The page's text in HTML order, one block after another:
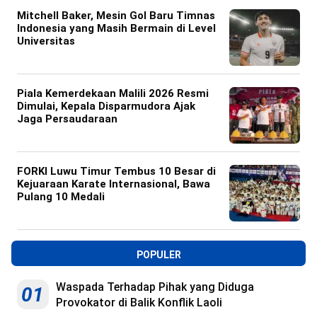
Mitchell Baker, Mesin Gol Baru Timnas
Indonesia yang Masih Bermain di Level
Universitas
Piala Kemerdekaan Malili 2026 Resmi
Dimulai, Kepala Disparmudora Ajak
Jaga Persaudaraan
FORKI Luwu Timur Tembus 10 Besar di
Kejuaraan Karate Internasional, Bawa
Pulang 10 Medali
POPULER
01
Waspada Terhadap Pihak yang Diduga
Provokator di Balik Konflik Laoli